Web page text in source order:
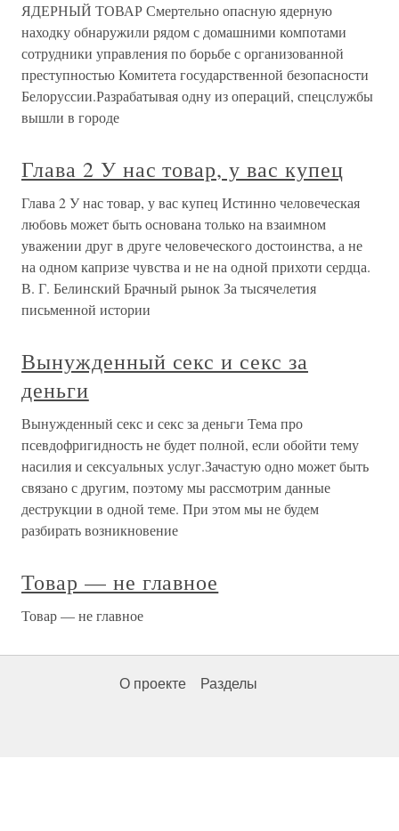
ЯДЕРНЫЙ ТОВАР Смертельно опасную ядерную
находку обнаружили рядом с домашними компотами
сотрудники управления по борьбе с организованной
преступностью Комитета государственной безопасности
Белоруссии.Разрабатывая одну из операций, спецслужбы
вышли в городе
Глава 2 У нас товар, у вас купец
Глава 2 У нас товар, у вас купец Истинно человеческая
любовь может быть основана только на взаимном
уважении друг в друге человеческого достоинства, а не
на одном капризе чувства и не на одной прихоти сердца.
В. Г. Белинский Брачный рынок За тысячелетия
письменной истории
Вынужденный секс и секс за
деньги
Вынужденный секс и секс за деньги Тема про
псевдофригидность не будет полной, если обойти тему
насилия и сексуальных услуг.Зачастую одно может быть
связано с другим, поэтому мы рассмотрим данные
деструкции в одной теме. При этом мы не будем
разбирать возникновение
Товар — не главное
Товар — не главное
О проекте Разделы